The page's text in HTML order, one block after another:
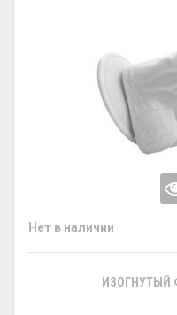
Нет в наличии
ИЗОГНУТЫЙ